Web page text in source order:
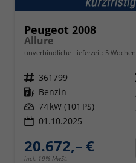
Peugeot 2008
Allure
unverbindliche Lieferzeit: 5 Wochen
Fahrzeugnr. 361799
Kraftstoff Benzin
Leistung 74 kW (101 PS)
01.10.2025
20.672,– €
incl. 19% MwSt.